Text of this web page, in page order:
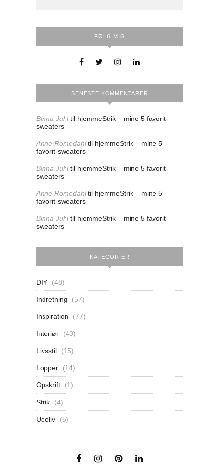
FØLG MIG
SENESTE KOMMENTARER
Binna Juhltil hjemmeStrik – mine 5 favorit-
sweaters
Anne Romedahltil hjemmeStrik – mine 5
favorit-sweaters
Binna Juhltil hjemmeStrik – mine 5 favorit-
sweaters
Anne Romedahltil hjemmeStrik – mine 5
favorit-sweaters
Binna Juhltil hjemmeStrik – mine 5 favorit-
sweaters
KATEGORIER
DIY (48)
Indretning (57)
Inspiration (77)
Interiør (43)
Livsstil (15)
Lopper (14)
Opskrift (1)
Strik (4)
Udeliv (5)